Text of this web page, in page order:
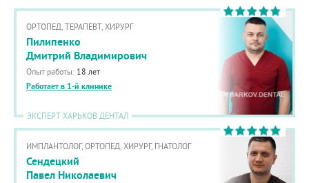
ОРТОПЕД, ТЕРАПЕВТ, ХИРУРГ
Пилипенко
Дмитрий Владимирович
Опыт работы: 18 лет
Работает в 1-й клинике
ЭКСПЕРТ ХАРЬКОВ ДЕНТАЛ
ИМПЛАНТОЛОГ, ОРТОПЕД, ХИРУРГ, ГНАТОЛОГ
Сендецкий
Павел Николаевич